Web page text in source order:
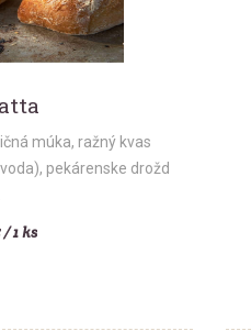
múka, ražný kvas
pekárenske drožd
/ 1 ks